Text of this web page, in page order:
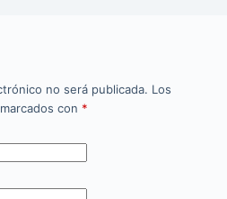
no será publicada. Los
con *